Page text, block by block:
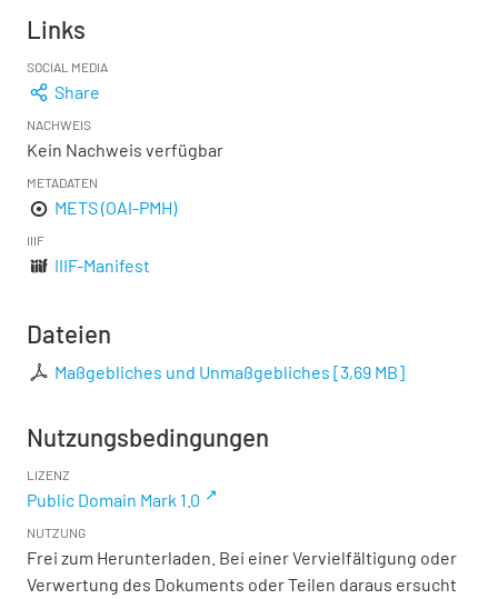
Links
SOCIAL MEDIA
Share
NACHWEIS
Kein Nachweis verfügbar
METADATEN
METS (OAI-PMH)
IIIF
IIIF-Manifest
Dateien
Maßgebliches und Unmaßgebliches [3,69 MB]
Nutzungsbedingungen
LIZENZ
Public Domain Mark 1.0
NUTZUNG
Frei zum Herunterladen. Bei einer Vervielfältigung oder
Verwertung des Dokuments oder Teilen daraus ersucht